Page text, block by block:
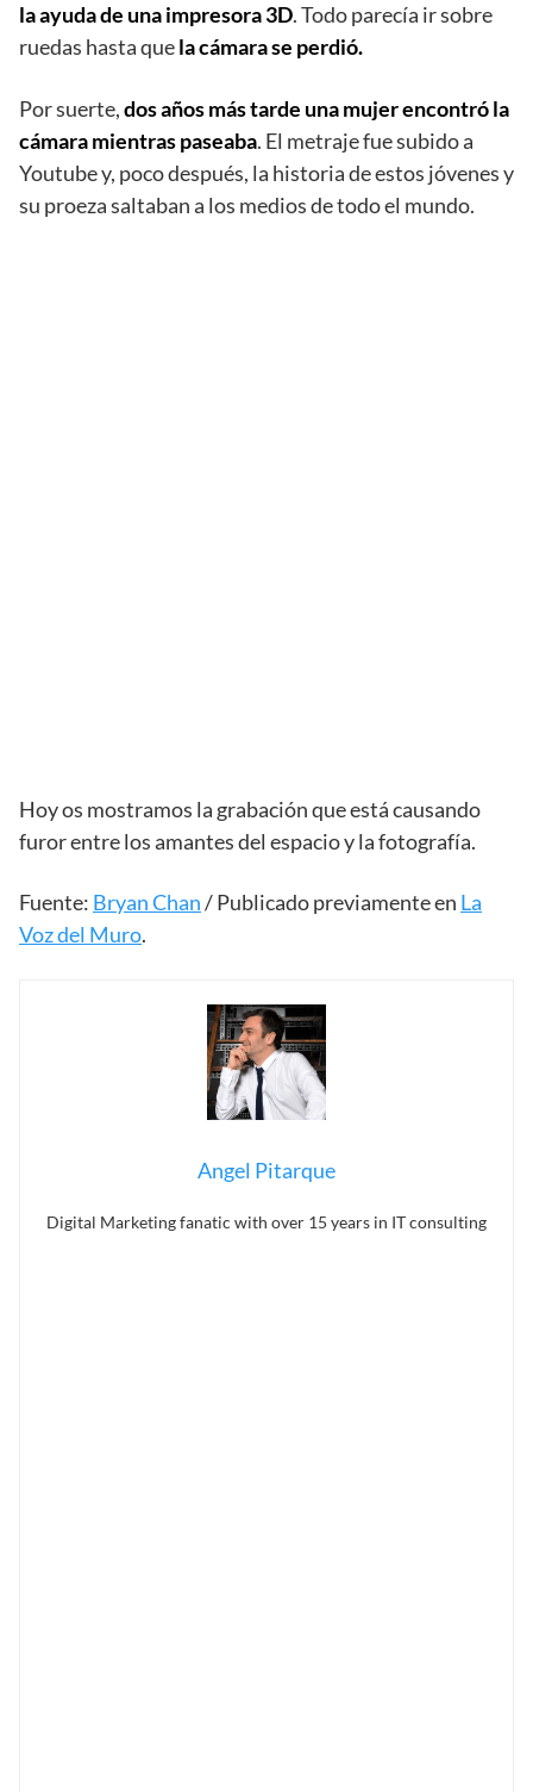
la ayuda de una impresora 3D. Todo parecía ir sobre
ruedas hasta quela cámara se perdió.
Por suerte,dos años más tarde una mujer encontró la
cámara mientras paseaba. El metraje fue subido a
Youtube y, poco después, la historia de estos jóvenes y
su proeza saltaban a los medios de todo el mundo.
Hoy os mostramos la grabación que está causando
furor entre los amantes del espacio y la fotografía.
Fuente: Bryan Chan/ Publicado previamente en La
Voz del Muro.
Angel Pitarque
Digital Marketing fanatic with over 15 years in IT consulting